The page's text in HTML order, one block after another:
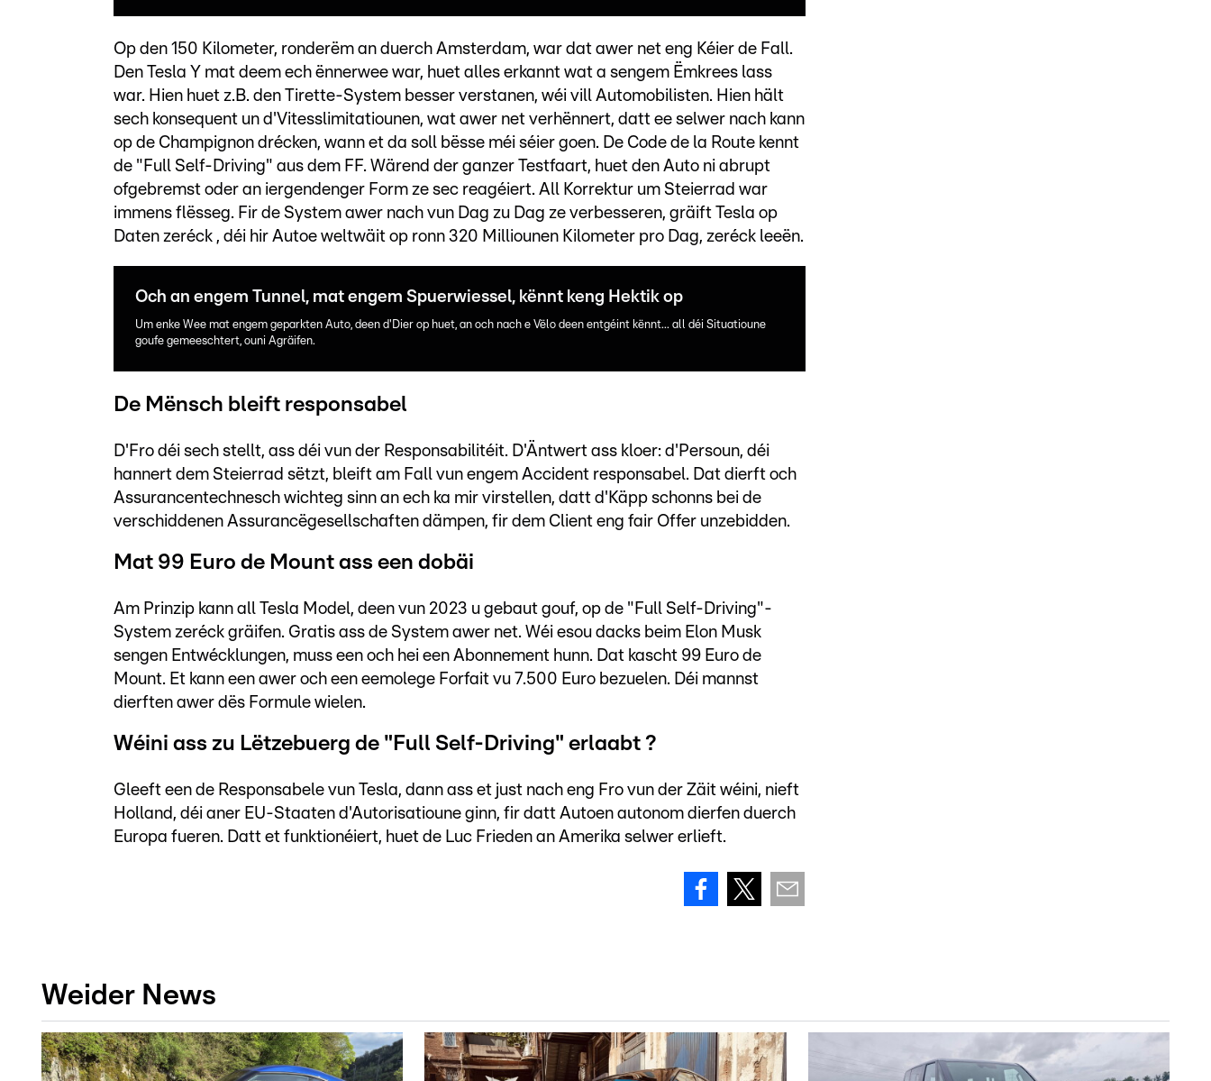
Op den 150 Kilometer, ronderëm an duerch Amsterdam, war dat awer net eng Kéier de Fall.
Den Tesla Y mat deem ech ënnerwee war, huet alles erkannt wat a sengem Ëmkrees lass
war. Hien huet z.B. den Tirette-System besser verstanen, wéi vill Automobilisten. Hien hält
sech konsequent un d'Vitesslimitatiounen, wat awer net verhënnert, datt ee selwer nach kann
op de Champignon drécken, wann et da soll bësse méi séier goen. De Code de la Route kennt
de "Full Self-Driving" aus dem FF. Wärend der ganzer Testfaart, huet den Auto ni abrupt
ofgebremst oder an iergendenger Form ze sec reagéiert. All Korrektur um Steierrad war
immens flësseg. Fir de System awer nach vun Dag zu Dag ze verbesseren, gräift Tesla op
Daten zeréck , déi hir Autoe weltwäit op ronn 320 Milliounen Kilometer pro Dag, zeréck leeën.
Och an engem Tunnel, mat engem Spuerwiessel, kënnt keng Hektik op
Um enke Wee mat engem geparkten Auto, deen d'Dier op huet, an och nach e Vëlo deen entgéint kënnt... all déi Situatioune
goufe gemeeschtert, ouni Agräifen.
De Mënsch bleift responsabel
D'Fro déi sech stellt, ass déi vun der Responsabilitéit. D'Äntwert ass kloer: d'Persoun, déi
hannert dem Steierrad sëtzt, bleift am Fall vun engem Accident responsabel. Dat dierft och
Assurancentechnesch wichteg sinn an ech ka mir virstellen, datt d'Käpp schonns bei de
verschiddenen Assurancëgesellschaften dämpen, fir dem Client eng fair Offer unzebidden.
Mat 99 Euro de Mount ass een dobäi
Am Prinzip kann all Tesla Model, deen vun 2023 u gebaut gouf, op de "Full Self-Driving"-
System zeréck gräifen. Gratis ass de System awer net. Wéi esou dacks beim Elon Musk
sengen Entwécklungen, muss een och hei een Abonnement hunn. Dat kascht 99 Euro de
Mount. Et kann een awer och een eemolege Forfait vu 7.500 Euro bezuelen. Déi mannst
dierften awer dës Formule wielen.
Wéini ass zu Lëtzebuerg de "Full Self-Driving" erlaabt ?
Gleeft een de Responsabele vun Tesla, dann ass et just nach eng Fro vun der Zäit wéini, nieft
Holland, déi aner EU-Staaten d'Autorisatioune ginn, fir datt Autoen autonom dierfen duerch
Europa fueren. Datt et funktionéiert, huet de Luc Frieden an Amerika selwer erlieft.
Weider News